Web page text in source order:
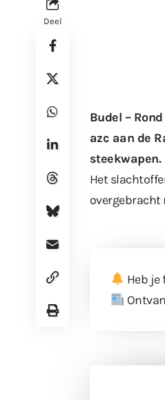
Deel
Budel –
azc aan de
steekwapen.
Het
overgebracht
Heb je